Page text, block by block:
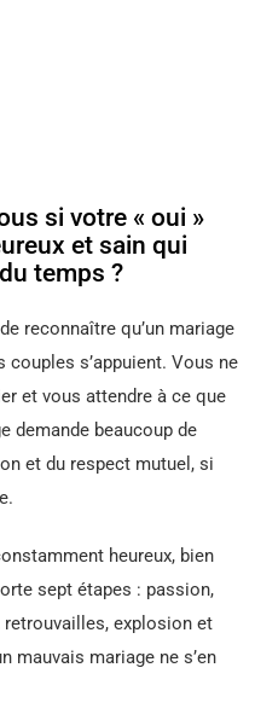
si votre « oui »
et sain qui
temps ?
reconnaître qu’un mariage
s’appuient. Vous ne
et vous attendre à ce que
demande beaucoup de
et du respect mutuel, si
heureux, bien
sept étapes : passion,
explosion et
mauvais mariage ne s’en